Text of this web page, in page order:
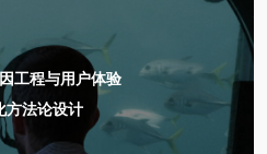
工程与用户体验
方法论设计